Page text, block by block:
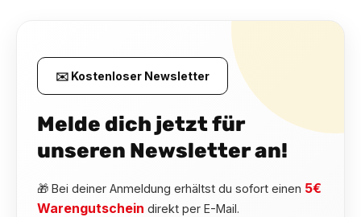
✉️ Kostenloser Newsletter
Melde dich jetzt für
unseren Newsletter an!
🎁 Bei deiner Anmeldung erhältst du sofort einen 5€
Warengutschein direkt per E-Mail.